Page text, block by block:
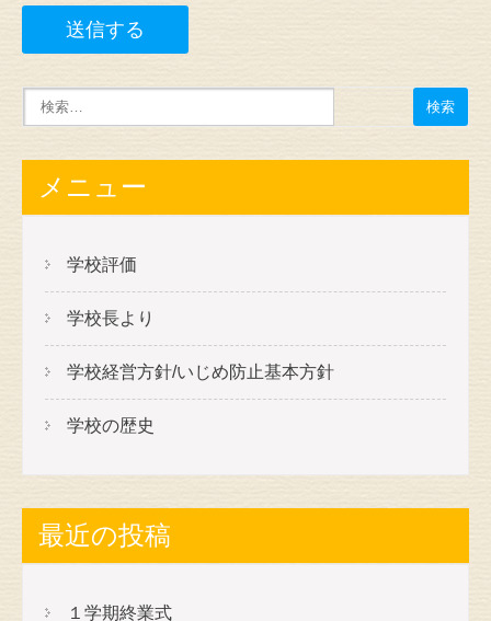
メニュー
学校評価
学校長より
学校経営方針/いじめ防止基本方針
学校の歴史
最近の投稿
１学期終業式